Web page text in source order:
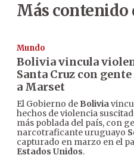
Más contenido
Mundo
Bolivia vincula
Santa Cruz con
a Marset
El Gobierno de Bolivia
hechos de violencia
más poblada del país, con
narcotraficante uruguayo
capturado en marzo en el
Estados Unidos.